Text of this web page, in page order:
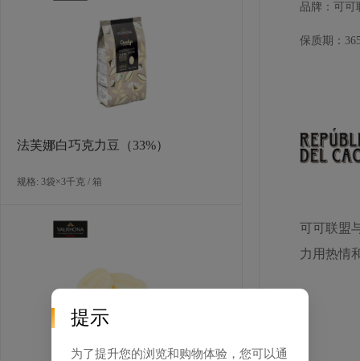
法芙娜白巧克力豆（33%）
规格: 3袋×3千克 / 箱
品牌：可可
保质期：
可可联盟
力用热情
提示
为了提升您的浏览和购物体验，您可以通